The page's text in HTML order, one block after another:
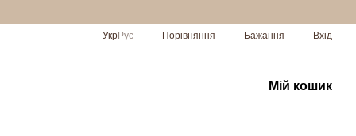
УкрРус Порівняння Бажання Вхід
Мій кошик